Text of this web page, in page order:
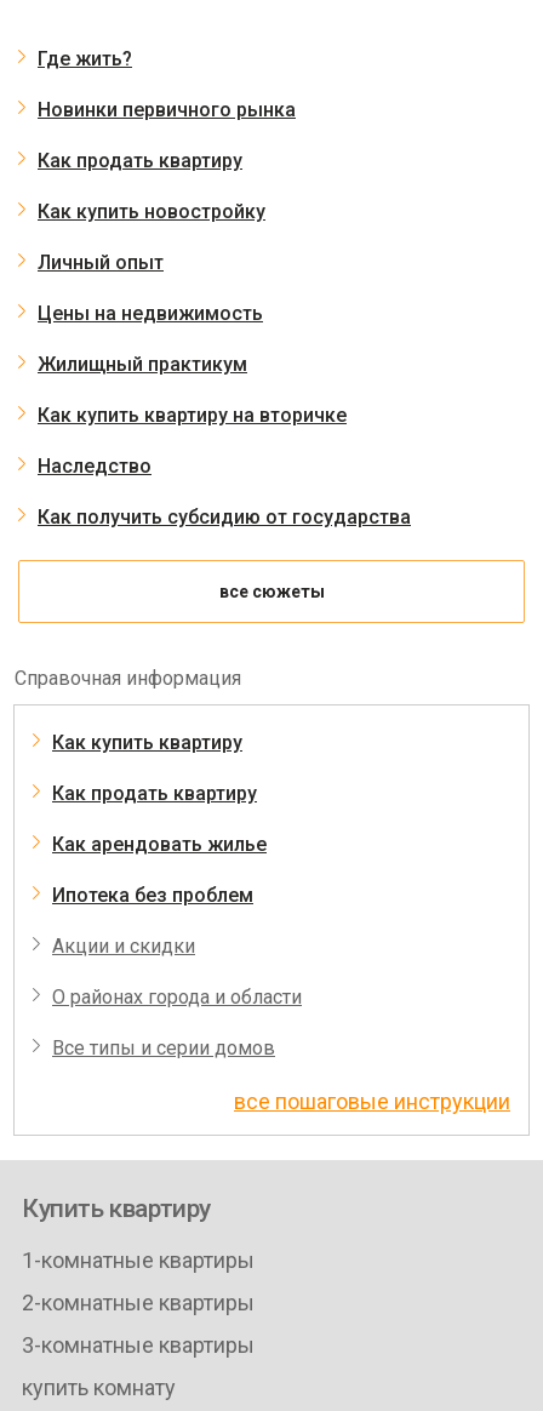
Где жить?
Новинки первичного рынка
Как продать квартиру
Как купить новостройку
Личный опыт
Цены на недвижимость
Жилищный практикум
Как купить квартиру на вторичке
Наследство
Как получить субсидию от государства
все сюжеты
Справочная информация
Как купить квартиру
Как продать квартиру
Как арендовать жилье
Ипотека без проблем
Акции и скидки
О районах города и области
Все типы и серии домов
все пошаговые инструкции
Купить квартиру
1-комнатные квартиры
2-комнатные квартиры
3-комнатные квартиры
купить комнату